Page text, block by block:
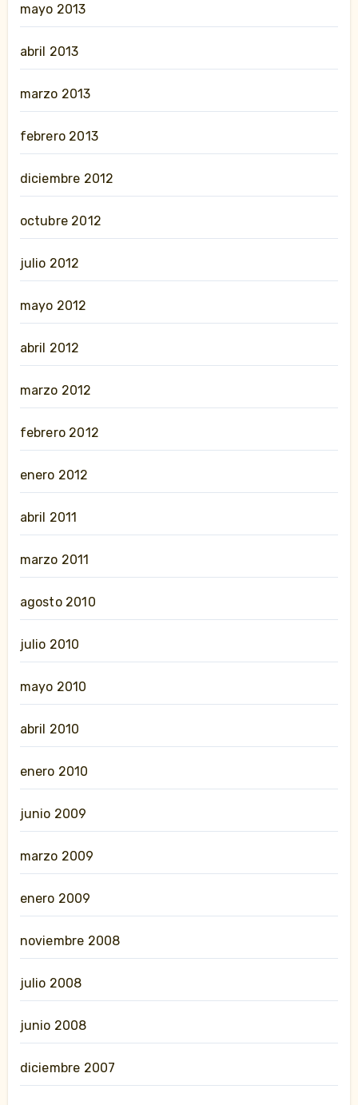
mayo 2013
abril 2013
marzo 2013
febrero 2013
diciembre 2012
octubre 2012
julio 2012
mayo 2012
abril 2012
marzo 2012
febrero 2012
enero 2012
abril 2011
marzo 2011
agosto 2010
julio 2010
mayo 2010
abril 2010
enero 2010
junio 2009
marzo 2009
enero 2009
noviembre 2008
julio 2008
junio 2008
diciembre 2007